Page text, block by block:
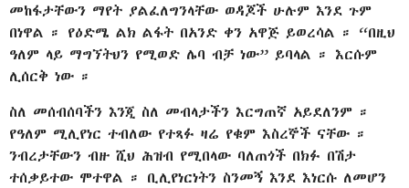
መከፋታቸውን ማየት ያልፈለግንላቸው ወዳጆች ሁሉም እንደ ጉም
በነዋል ። የዕድሜ ልክ ልፋት በአንድ ቀን አዋጅ ይወረሳል ። “በዚህ
ዓለም ላይ ማግኘትህን የሚወድ ሌባ ብቻ ነው” ይባላል ። እርሱም
ሊሰርቅ ነው ።
ስለ መሰብሰባችን እንጂ ስለ መብላታችን እርግጠኛ አይደለንም ።
የዓለም ሚሊየነር ተብለው የተጻፉ ዛሬ የቁም እስረኞች ናቸው ።
ንብረታቸውን ብዙ ሺህ ሕዝብ የሚበላው ባለጠጎች በክፉ በሽታ
ተሰቃይተው ሞተዋል ። ቢሊየነርነትን ስንመኝ እንደ እነርሱ ለመሆን